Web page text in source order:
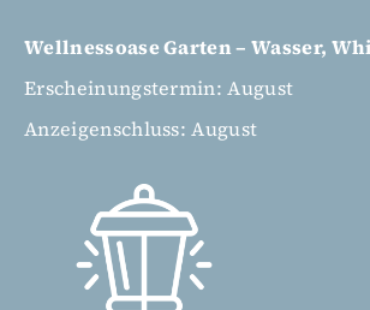
Wellnessoase Garten – Wasser,
Erscheinungstermin: August
Anzeigenschluss: August